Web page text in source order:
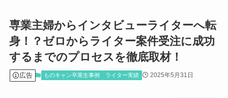
専業主婦からインタビューライターへ転
身！？ゼロからライター案件受注に成功
するまでのプロセスを徹底取材！
広告 ものキャン卒業生事例 ライター実績 2025年5月31日